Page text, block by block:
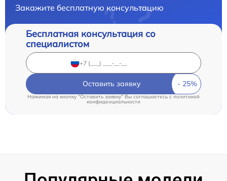
Закажите бесплатную консультацию
Бесплатная консультация со
специалистом
Оставить заявку
Нажимая на кнопку "Оставить заявку" Вы соглашаетесь cполитикой
конфиденциальности